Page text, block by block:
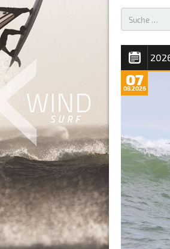
07
08.2026